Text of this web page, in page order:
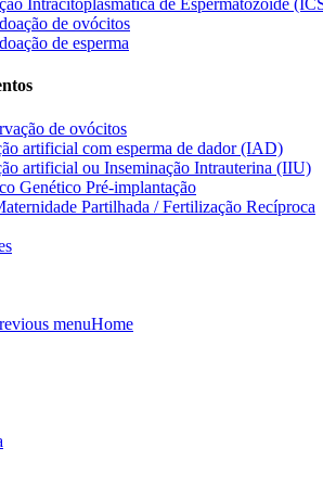
Intracitoplasmática de Espermatozóide
de ovócitos
de esperma
de ovócitos
artificial com esperma de dador (IAD)
artificial ou Inseminação Intrauterina (IIU)
Genético Pré-implantação
Partilhada / Fertilização Recíproca
menuHome